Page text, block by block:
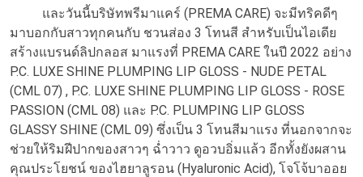
และวันนี้บริษัทพรีมาแคร์ (PREMA CARE) จะมีทริคดีๆ
มาบอกกับสาวทุกคนกับ ชวนส่อง 3 โทนสี สำหรับเป็นไอเดีย
สร้างแบรนด์ลิปกลอส มาแรงที่ PREMA CARE ในปี 2022 อย่าง
P.C. LUXE SHINE PLUMPING LIP GLOSS - NUDE PETAL
(CML 07) , P.C. LUXE SHINE PLUMPING LIP GLOSS - ROSE
PASSION (CML 08) และ P.C. PLUMPING LIP GLOSS
GLASSY SHINE (CML 09) ซึ่งเป็น 3 โทนสีมาแรง ที่นอกจากจะ
ช่วยให้ริมฝีปากของสาวๆ ฉ่ำวาว ดูอวบอิ่มแล้ว อีกทั้งยังผสาน
คุณประโยชน์ ของไฮยาลูรอน (Hyaluronic Acid), โจโจ้บาออย